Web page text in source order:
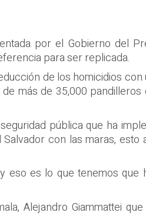
por el Gobierno del
para ser replicada.
de los homicidios
más de 35,000
pública que ha
con las maras,
eso es lo que tenemos
Alejandro Giammattei